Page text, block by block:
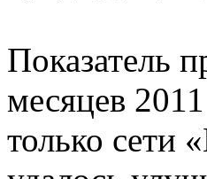
Показатель
месяцев
только сети